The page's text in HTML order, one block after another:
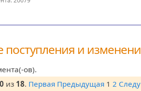
поступления и
ов).
из 18. Первая Предыдущая 1 2